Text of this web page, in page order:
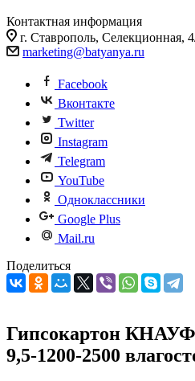
Контактная информация
г. Ставрополь, Селекционная,
marketing@batyanya.ru
Facebook
Вконтакте
Twitter
Instagram
Telegram
YouTube
Одноклассники
Google Plus
Mail.ru
Поделиться
Гипсокартон
9,5-1200-2500